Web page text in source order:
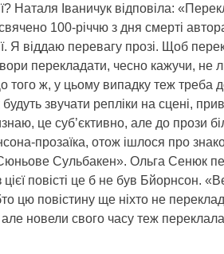
Наталя Іваничук відповіла:
100-річчю з дня смерті
Я віддаю перевагу прозі. Щоб
перекладати, чесно кажучи,
того ж, у цьому випадку теж треба
звучати репліки на сцені,
це суб’єктивно, але до прози
прозаїка, отож ішлося про
Сульбакен». Ольга Сенюк
повісті це б не був Бйорнсон.
цю повістину ще ніхто не
новели свого часу теж